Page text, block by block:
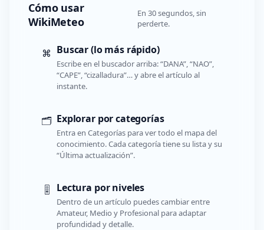
Cómo usar
WikiMeteo
En 30 segundos, sin
perderte.
⌘ Buscar (lo más rápido)
Escribe en el buscador arriba: “DANA”, “NAO”,
“CAPE”, “cizalladura”… y abre el artículo al
instante.
🗂️ Explorar por categorías
Entra en Categorías para ver todo el mapa del
conocimiento. Cada categoría tiene su lista y su
“Última actualización”.
🎚️ Lectura por niveles
Dentro de un artículo puedes cambiar entre
Amateur, Medio y Profesional para adaptar
profundidad y detalle.